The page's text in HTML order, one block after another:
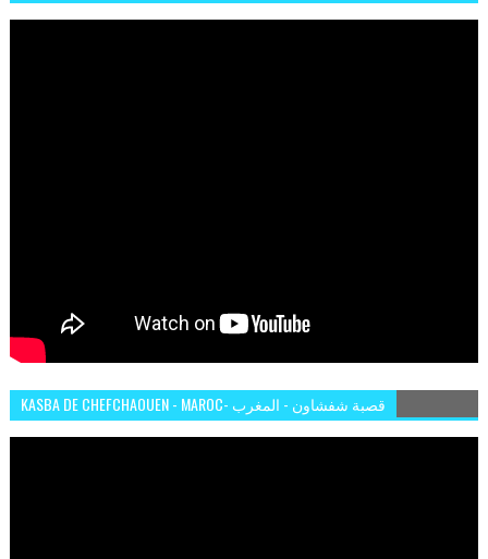
KASBA DE CHEFCHAOUEN - MAROC- قصبة شفشاون - المغرب